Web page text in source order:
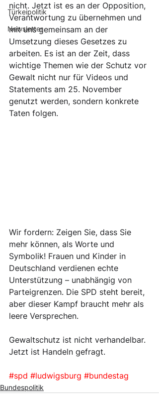
Türkeipolitik
Newsletter
nicht. Jetzt ist es an der Opposition,
Verantwortung zu übernehmen und
mit uns gemeinsam an der
Umsetzung dieses Gesetzes zu
arbeiten. Es ist an der Zeit, dass
wichtige Themen wie der Schutz vor
Gewalt nicht nur für Videos und
Statements am 25. November
genutzt werden, sondern konkrete
Taten folgen.
Wir fordern: Zeigen Sie, dass Sie
mehr können, als Worte und
Symbolik! Frauen und Kinder in
Deutschland verdienen echte
Unterstützung – unabhängig von
Parteigrenzen. Die SPD steht bereit,
aber dieser Kampf braucht mehr als
leere Versprechen.
Gewaltschutz ist nicht verhandelbar.
Jetzt ist Handeln gefragt.
#spd #ludwigsburg #bundestag
Bundespolitik